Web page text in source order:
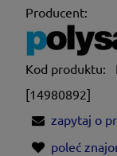
Producent:
Kod produktu:
[14980892]
zapytaj o
poleć